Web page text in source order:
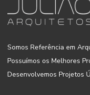
Somos Referência em
Possuímos os Melhores
Desenvolvemos Projetos